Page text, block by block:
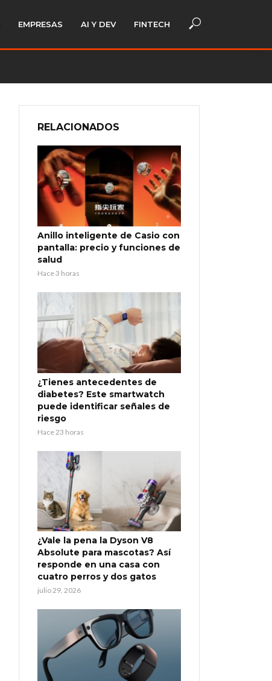
EMPRESAS AI Y DEV FINTECH
RELACIONADOS
Anillo inteligente de Casio con
pantalla: precio y funciones de
salud
Hace 3 horas
¿Tienes antecedentes de
diabetes? Este smartwatch
puede identificar señales de
riesgo
Hace 23 horas
¿Vale la pena la Dyson V8
Absolute para mascotas? Así
responde en una casa con
cuatro perros y dos gatos
julio 29, 2026